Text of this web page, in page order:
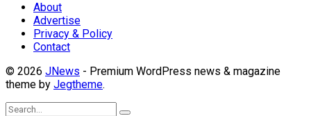
About
Advertise
Privacy & Policy
Contact
© 2026 JNews - Premium WordPress news & magazine
theme by Jegtheme.